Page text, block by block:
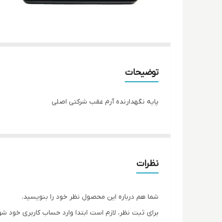
توضیحات
پایه نگهدارنده آرم عقب شرکتی اصلی
نظرات
شما هم درباره این محصول نظر خود را بنویسید.
برای ثبت نظر، لازم است ابتدا وارد حساب کاربری خود